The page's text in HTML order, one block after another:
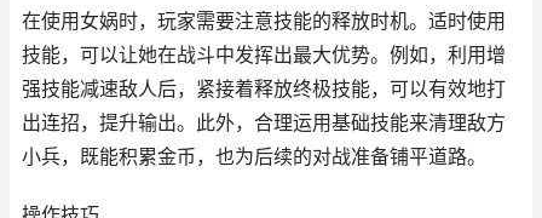
在使用女娲时，玩家需要注意技能的释放时机。适时使用
技能，可以让她在战斗中发挥出最大优势。例如，利用增
强技能减速敌人后，紧接着释放终极技能，可以有效地打
出连招，提升输出。此外，合理运用基础技能来清理敌方
小兵，既能积累金币，也为后续的对战准备铺平道路。